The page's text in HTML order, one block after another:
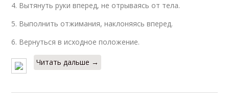
4. Вытянуть руки вперед, не отрываясь от тела.
5. Выполнить отжимания, наклоняясь вперед.
6. Вернуться в исходное положение.
Читать дальше →